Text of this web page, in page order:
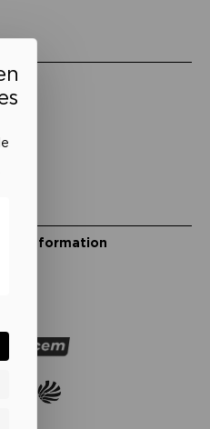
le bandeau des
d’information